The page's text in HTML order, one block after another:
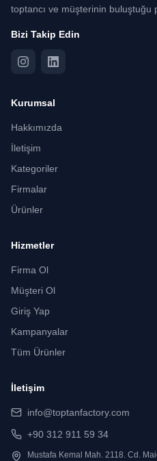
toptancı ve müşterinin buluştuğu
Bizi Takip Edin
Kurumsal
Hakkımızda
İletişim
Kategoriler
Firmalar
Ürünler
Hizmetler
Firma Ol
Müşteri Ol
Giriş Yap
Kampanyalar
Tüm Ürünler
İletişim
info@toptanfactory.com
+90 312 911 59 34
Mustafa Kemal Mah. 2118. Cd.